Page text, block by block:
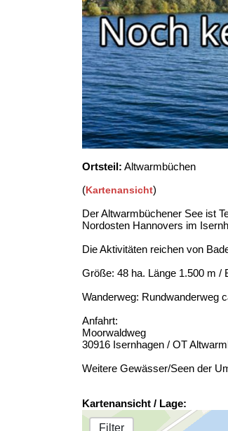
Ortsteil: Altwarmbüchen
(Kartenansicht)
Der Altwarmbüchener See ist
Nordosten Hannovers im
Die Aktivitäten reichen von
Größe: 48 ha. Länge 1.500 m /
Wanderweg: Rundwanderweg
Anfahrt:
Moorwaldweg
30916 Isernhagen / OT
Weitere Gewässer/Seen der
Kartenansicht / Lage:
Filter